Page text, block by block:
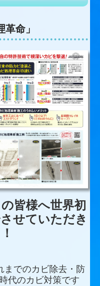
命」
皆様へ世界初
せていただき
までのカビ除去・防
代のカビ対策です